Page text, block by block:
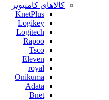
کالاهای کامپیوتر
KnetPlus
Logikey
Logitech
Rapoo
Tsco
Eleven
royal
Onikuma
Adata
Bnet